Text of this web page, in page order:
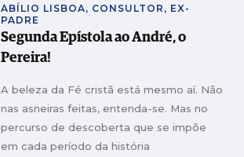
ABÍLIO LISBOA, CONSULTOR, EX-
PADRE
Segunda Epístola ao André, o
Pereira!
A beleza da Fé cristã está mesmo aí. Não
nas asneiras feitas, entenda-se. Mas no
percurso de descoberta que se impõe
em cada período da história